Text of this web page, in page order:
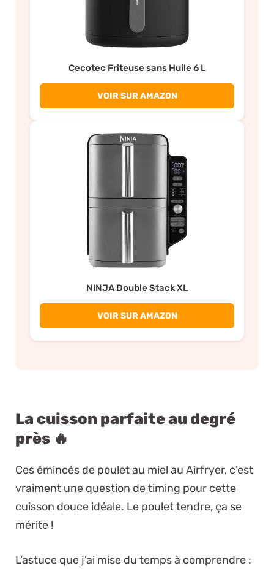
Cecotec Friteuse sans Huile 6 L
VOIR SUR AMAZON
NINJA Double Stack XL
VOIR SUR AMAZON
La cuisson parfaite au degré
près 🔥
Ces émincés de poulet au miel au Airfryer, c’est
vraiment une question de timing pour cette
cuisson douce idéale. Le poulet tendre, ça se
mérite !
L’astuce que j’ai mise du temps à comprendre :